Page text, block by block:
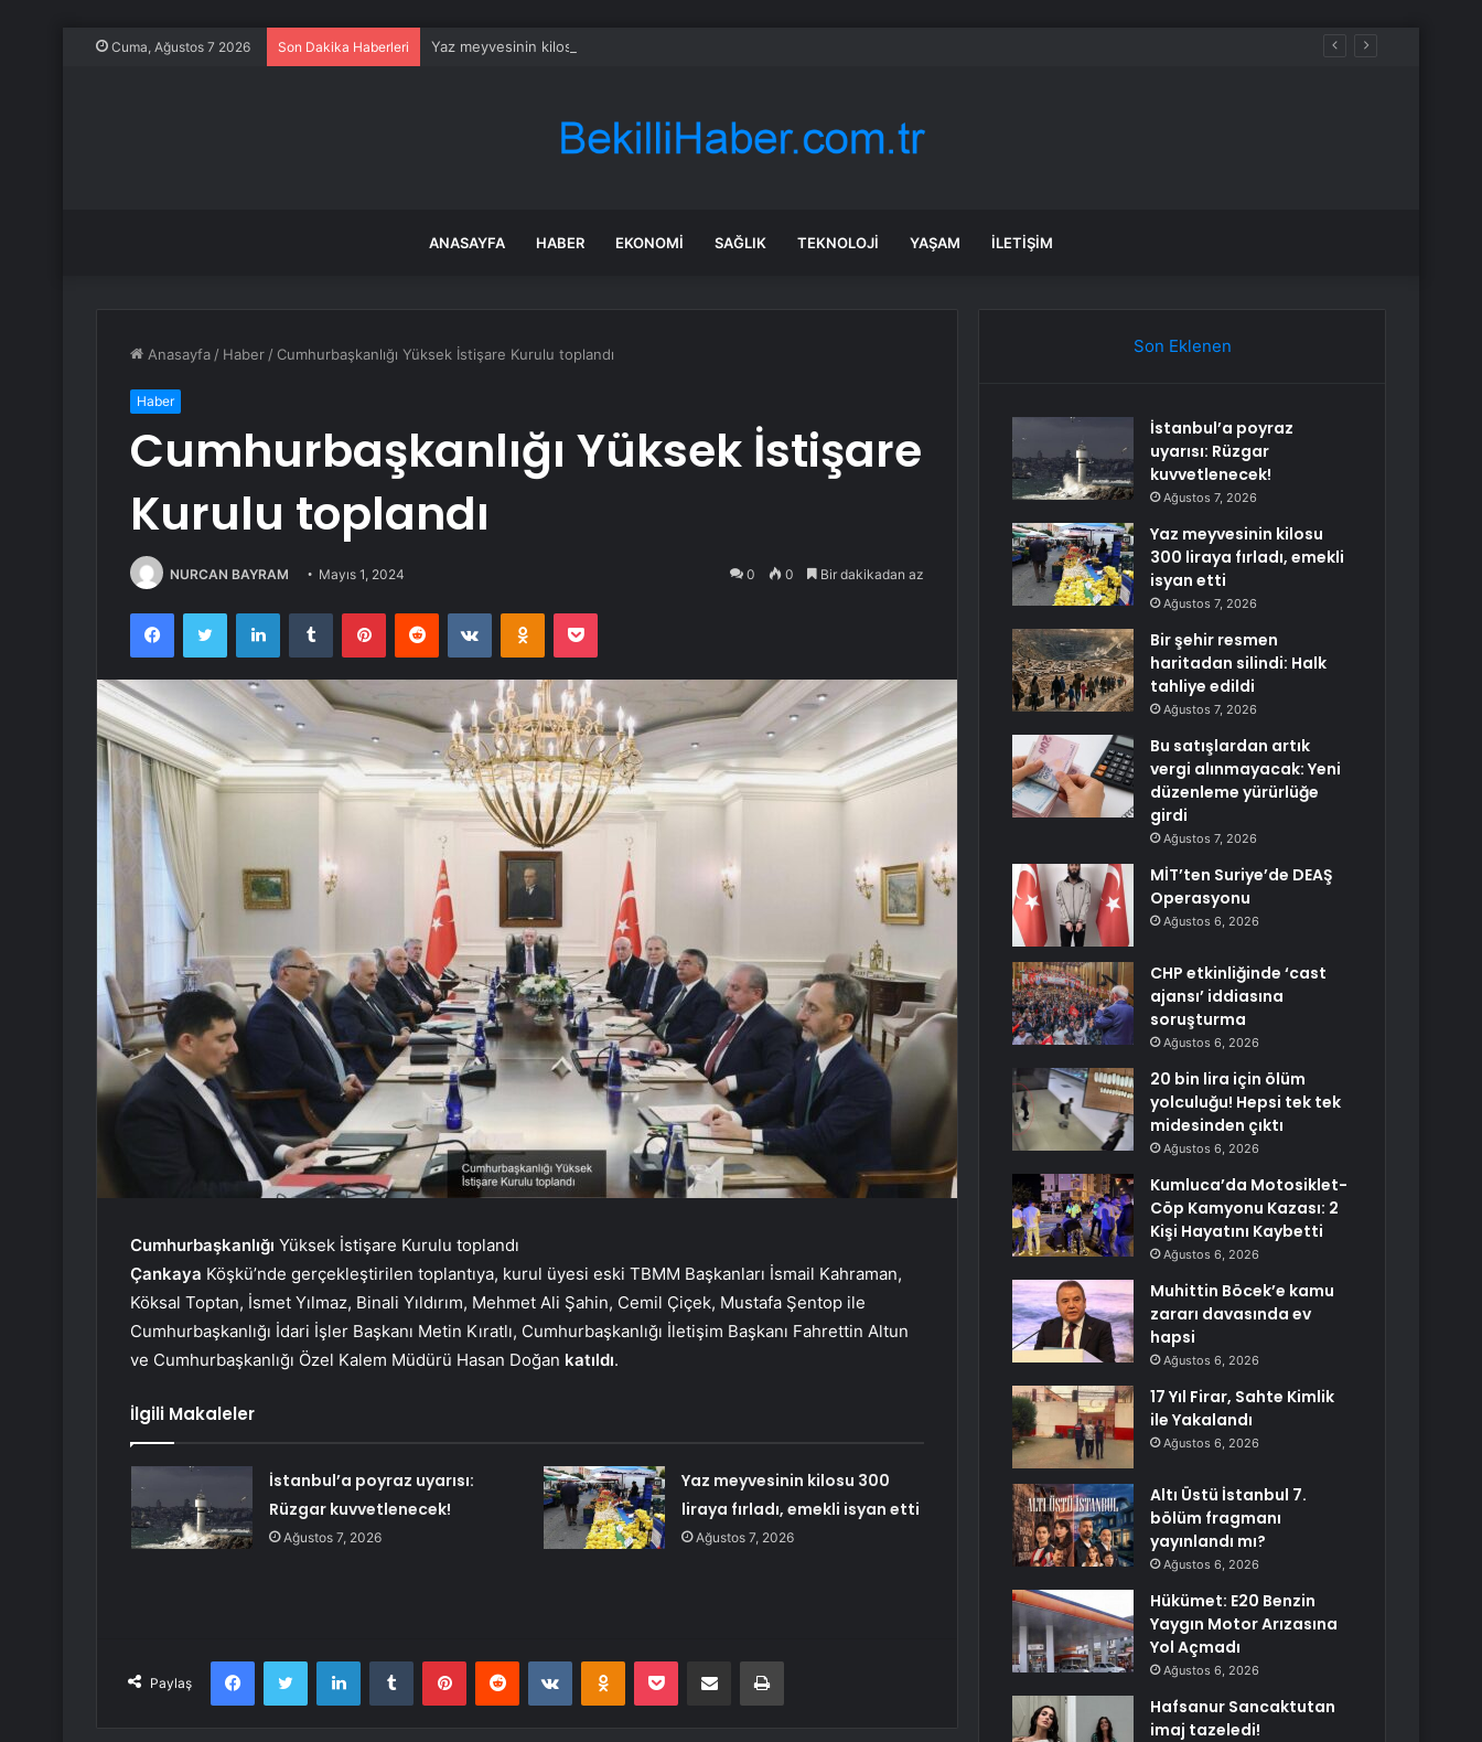
Cuma, Ağustos 7 2026 Son Dakika Haberleri Yaz meyvesinin kilosu 300 liraya fırladı, emekli isyan etti
ANASAYFA HABER EKONOMI SAĞLIK TEKNOLOJI YAŞAM İLETIŞIM
Anasayfa / Haber / Cumhurbaşkanlığı Yüksek İstişare Kurulu toplandı
Haber
Cumhurbaşkanlığı Yüksek İstişare
Kurulu toplandı
NURCAN BAYRAM Mayıs 1, 2024 0 0 Bir dakikadan az
FacebookTwitter LinkedInTumblr PinterestReddit VKontakteOdnoklassniki
Pocket
Cumhurbaşkanlığı Yüksek İstişare Kurulu toplandı
Çankaya Köşkü’nde gerçekleştirilen toplantıya, kurul üyesi eski TBMM Başkanları İsmail Kahraman,
Köksal Toptan, İsmet Yılmaz, Binali Yıldırım, Mehmet Ali Şahin, Cemil Çiçek, Mustafa Şentop ile
Cumhurbaşkanlığı İdari İşler Başkanı Metin Kıratlı, Cumhurbaşkanlığı İletişim Başkanı Fahrettin Altun
ve Cumhurbaşkanlığı Özel Kalem Müdürü Hasan Doğan katıldı.
İlgili Makaleler
İstanbul’a poyraz uyarısı:
Rüzgar kuvvetlenecek!
Ağustos 7, 2026
Yaz meyvesinin kilosu 300
liraya fırladı, emekli isyan etti
Ağustos 7, 2026
Paylaş
FacebookTwitter LinkedInTumblr PinterestReddit VKontakteOdnoklassniki
Pocket E-Posta ile paylaş Yazdır
Son Eklenen
İstanbul’a poyraz
uyarısı: Rüzgar
kuvvetlenecek!
Ağustos 7, 2026
Yaz meyvesinin kilosu
300 liraya fırladı, emekli
isyan etti
Ağustos 7, 2026
Bir şehir resmen
haritadan silindi: Halk
tahliye edildi
Ağustos 7, 2026
Bu satışlardan artık
vergi alınmayacak: Yeni
düzenleme yürürlüğe
girdi
Ağustos 7, 2026
MİT’ten Suriye’de DEAŞ
Operasyonu
Ağustos 6, 2026
CHP etkinliğinde ‘cast
ajansı’ iddiasına
soruşturma
Ağustos 6, 2026
20 bin lira için ölüm
yolculuğu! Hepsi tek tek
midesinden çıktı
Ağustos 6, 2026
Kumluca’da Motosiklet-
Cöp Kamyonu Kazası: 2
Kişi Hayatını Kaybetti
Ağustos 6, 2026
Muhittin Böcek’e kamu
zararı davasında ev
hapsi
Ağustos 6, 2026
17 Yıl Firar, Sahte Kimlik
ile Yakalandı
Ağustos 6, 2026
Altı Üstü İstanbul 7.
bölüm fragmanı
yayınlandı mı?
Ağustos 6, 2026
Hükümet: E20 Benzin
Yaygın Motor Arızasına
Yol Açmadı
Ağustos 6, 2026
Hafsanur Sancaktutan
imaj tazeledi!